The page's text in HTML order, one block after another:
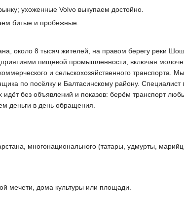
ухоженные Volvo выкупаем достойно.
битые и пробежные.
около 8 тысяч жителей, на правом берегу реки
пищевой промышленности, включая
и сельскохозяйственного транспорта.
по посёлку и Балтасинскому району.
идёт без объявлений и показов: берём транспорт
деньги в день обращения.
многонационального (татары, удмурты,
мечети, дома культуры или площади.